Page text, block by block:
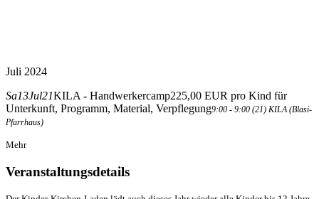
Juli 2024
Sa13Jul21KILA - Handwerkercamp225,00 EUR pro Kind für
Unterkunft, Programm, Material, Verpflegung9:00 - 9:00 (21) KILA (Blasi-
Pfarrhaus)
Mehr
Veranstaltungsdetails